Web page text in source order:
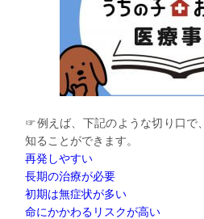
☞例えば、下記のような切り口で、
知ることができます。
再発しやすい
長期の治療が必要
初期は無症状が多い
命にかかわるリスクが高い